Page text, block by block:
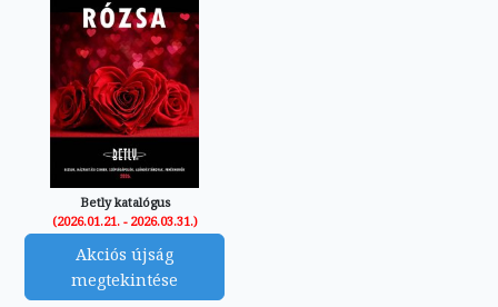
Betly katalógus
(2026.01.21. - 2026.03.31.)
Akciós újság
megtekintése